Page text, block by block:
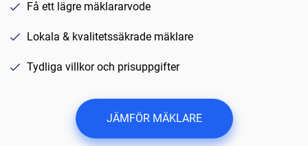
Få ett lägre mäklararvode
Lokala & kvalitetssäkrade mäklare
Tydliga villkor och prisuppgifter
JÄMFÖR MÄKLARE